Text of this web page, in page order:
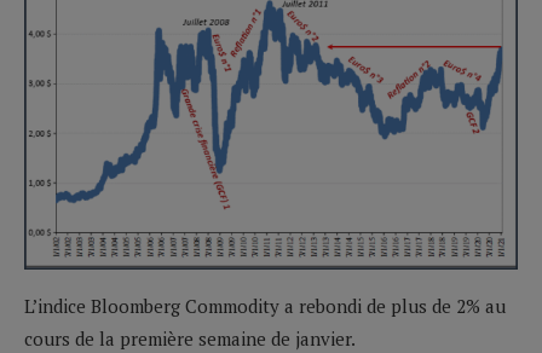
L’indice Bloomberg Commodity a rebondi de plus de 2% au
cours de la première semaine de janvier.